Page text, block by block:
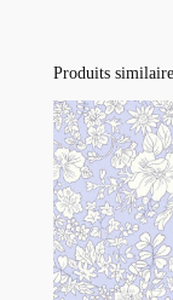
Produits